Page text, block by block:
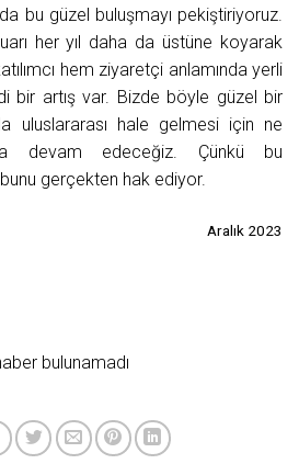
bu güzel buluşmayı pekiştiriyoruz.
her yıl daha da üstüne koyarak
hem ziyaretçi anlamında yerli
bir artış var. Bizde böyle güzel bir
uluslararası hale gelmesi için ne
devam edeceğiz. Çünkü bu
gerçekten hak ediyor.
Aralık 2023
bulunamadı